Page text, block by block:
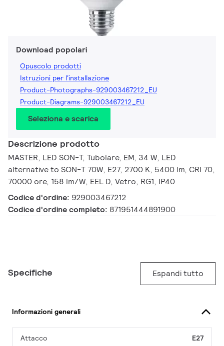
Download popolari
Opuscolo prodotti
Istruzioni per l'installazione
Product-Photographs-929003467212_EU
Product-Diagrams-929003467212_EU
Seleziona e scarica
Descrizione prodotto
MASTER, LED SON-T, Tubolare, EM, 34 W, LED
alternative to SON-T 70W, E27, 2700 K, 5400 lm, CRI 70,
70000 ore, 158 lm/W, EEL D, Vetro, RG1, IP40
Codice d'ordine: 929003467212
Codice d'ordine completo: 871951444891900
Specifiche Espandi tutto
Informazioni generali
Attacco E27